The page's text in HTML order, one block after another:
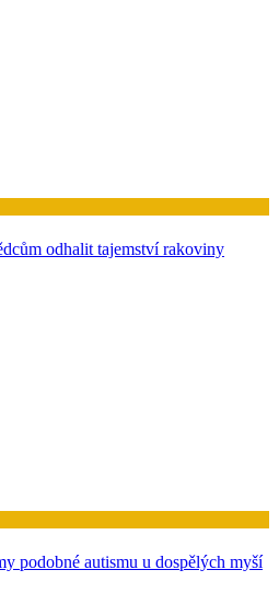
odhalit tajemství rakoviny
podobné autismu u dospělých myší